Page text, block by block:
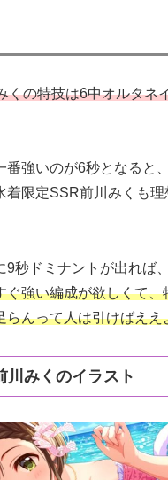
くの特技は6中オルタネ
番強いのが6秒となると、
着限定SSR前川みくも理
9秒ドミナントが出れば
ぐ強い編成が欲しくて、
らんって人は引けばええ
川みくのイラスト